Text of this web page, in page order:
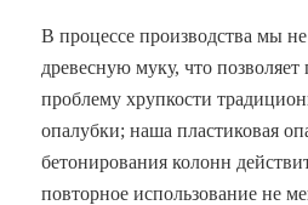
В процессе производства мы
древесную муку, что
проблему хрупкости
опалубки; наша пластиковая
бетонирования колонн
повторное использование не